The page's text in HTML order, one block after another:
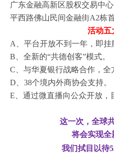
广东金融高新区股权交易中
平西路佛山民间金融街A2栋首
活动五
A、平台开放不到一年，即挂
B、全新的“共德创客”模式。
C、与华夏银行战略合作，全
D、38个境内外商协会支持。
E、通过微直播向公众开放，
这一次，全球
将会实现全
我们拭目以待